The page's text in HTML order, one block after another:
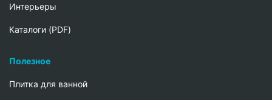
Интерьеры
Каталоги (PDF)
Полезное
Плитка для ванной